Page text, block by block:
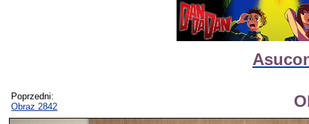
Poprzedni:
Obraz 2842